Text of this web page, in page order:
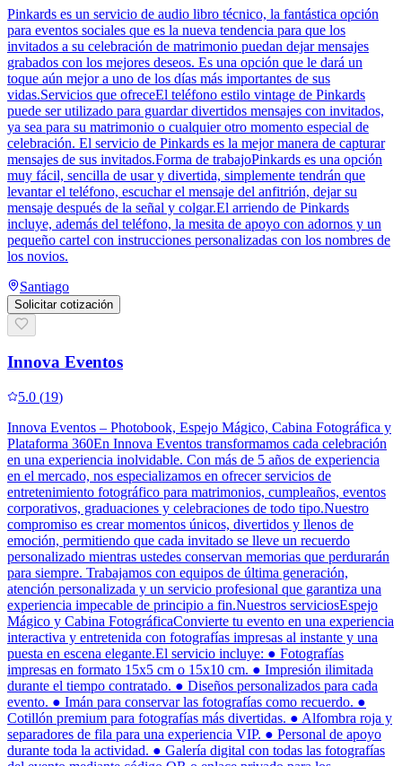
Pinkards es un servicio de audio libro técnico, la fantástica opción
para eventos sociales que es la nueva tendencia para que los
invitados a su celebración de matrimonio puedan dejar mensajes
grabados con los mejores deseos. Es una opción que le dará un
toque aún mejor a uno de los días más importantes de sus
vidas.Servicios que ofreceEl teléfono estilo vintage de Pinkards
puede ser utilizado para guardar divertidos mensajes con invitados,
ya sea para su matrimonio o cualquier otro momento especial de
celebración. El servicio de Pinkards es la mejor manera de capturar
mensajes de sus invitados.Forma de trabajoPinkards es una opción
muy fácil, sencilla de usar y divertida, simplemente tendrán que
levantar el teléfono, escuchar el mensaje del anfitrión, dejar su
mensaje después de la señal y colgar.El arriendo de Pinkards
incluye, además del teléfono, la mesita de apoyo con adornos y un
pequeño cartel con instrucciones personalizadas con los nombres de
los novios.
Santiago
Solicitar cotización
Innova Eventos
5.0 (19)
Innova Eventos – Photobook, Espejo Mágico, Cabina Fotográfica y
Plataforma 360En Innova Eventos transformamos cada celebración
en una experiencia inolvidable. Con más de 5 años de experiencia
en el mercado, nos especializamos en ofrecer servicios de
entretenimiento fotográfico para matrimonios, cumpleaños, eventos
corporativos, graduaciones y celebraciones de todo tipo.Nuestro
compromiso es crear momentos únicos, divertidos y llenos de
emoción, permitiendo que cada invitado se lleve un recuerdo
personalizado mientras ustedes conservan memorias que perdurarán
para siempre. Trabajamos con equipos de última generación,
atención personalizada y un servicio profesional que garantiza una
experiencia impecable de principio a fin.Nuestros serviciosEspejo
Mágico y Cabina FotográficaConvierte tu evento en una experiencia
interactiva y entretenida con fotografías impresas al instante y una
puesta en escena elegante.El servicio incluye: ● Fotografías
impresas en formato 15x5 cm o 15x10 cm. ● Impresión ilimitada
durante el tiempo contratado. ● Diseños personalizados para cada
evento. ● Imán para conservar las fotografías como recuerdo. ●
Cotillón premium para fotografías más divertidas. ● Alfombra roja y
separadores de fila para una experiencia VIP. ● Personal de apoyo
durante toda la actividad. ● Galería digital con todas las fotografías